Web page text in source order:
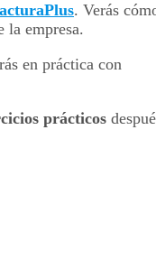
. Verás
la empresa.
en práctica con
prácticos